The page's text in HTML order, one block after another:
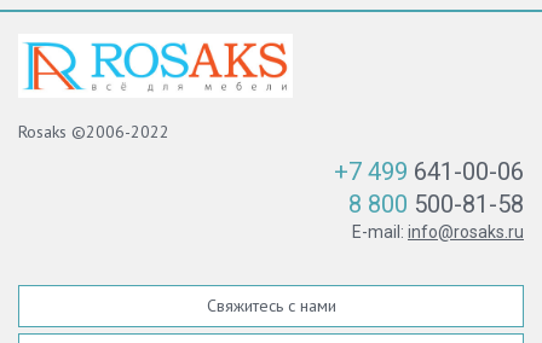
Rosaks ©2006-2022
+7 499 641-00-06
8 800 500-81-58
E-mail: info@rosaks.ru
Свяжитесь с нами